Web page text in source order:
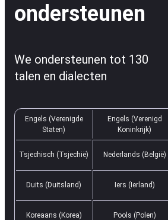
ondersteunen
We ondersteunen tot 130
talen en dialecten
Engels (Verenigde
Staten)
Engels (Verenigd
Koninkrijk)
Tsjechisch (Tsjechië) Nederlands (België)
Duits (Duitsland) Iers (Ierland)
Koreaans (Korea) Pools (Polen)